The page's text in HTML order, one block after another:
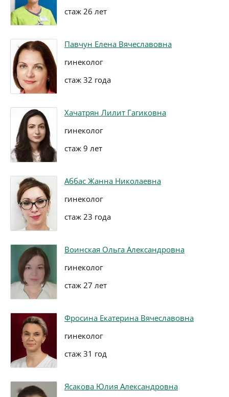
стаж 26 лет
Павчун Елена Вячеславовна
гинеколог
стаж 32 года
Хачатрян Лилит Гагиковна
гинеколог
стаж 9 лет
Аббас Жанна Николаевна
гинеколог
стаж 23 года
Воинская Ольга Александровна
гинеколог
стаж 27 лет
Фросина Екатерина Вячеславовна
гинеколог
стаж 31 год
Ясакова Юлия Александровна